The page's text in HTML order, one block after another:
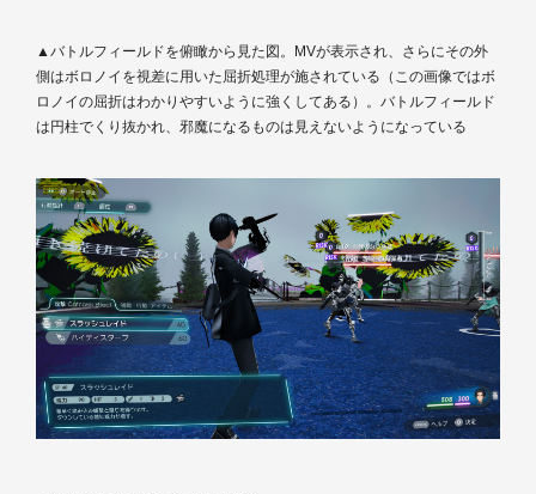
▲バトルフィールドを俯瞰から見た図。MVが表示され、さらにその外
側はボロノイを視差に用いた屈折処理が施されている（この画像ではボ
ロノイの屈折はわかりやすいように強くしてある）。バトルフィールド
は円柱でくり抜かれ、邪魔になるものは見えないようになっている